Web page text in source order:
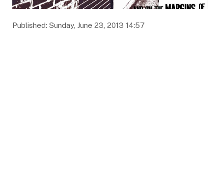
Published: Sunday, June 23, 2013 14:57